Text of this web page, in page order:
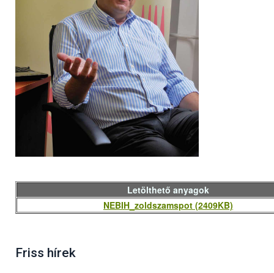
Letölthető anyagok
NEBIH_zoldszamspot (2409KB)
Friss hírek